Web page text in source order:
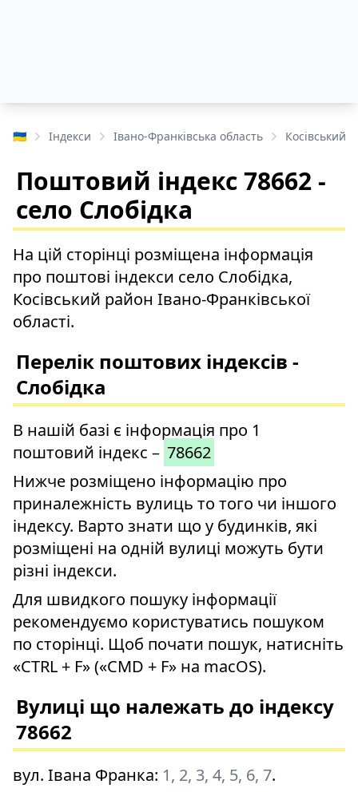
🇺🇦 Індекси Івано-Франківська область Косівський
Поштовий індекс 78662 -
село Слобідка
На цій сторінці розміщена інформація
про поштові індекси село Слобідка,
Косівський район Івано-Франківської
області.
Перелік поштових індексів -
Слобідка
В нашій базі є інформація про 1
поштовий індекс – 78662
Нижче розміщено інформацію про
приналежність вулиць то того чи іншого
індексу. Варто знати що у будинків, які
розміщені на одній вулиці можуть бути
різні індекси.
Для швидкого пошуку інформації
рекомендуємо користуватись пошуком
по сторінці. Щоб почати пошук, натисніть
«CTRL + F» («CMD + F» на macOS).
Вулиці що належать до індексу
78662
вул. Івана Франка: 1, 2, 3, 4, 5, 6, 7.